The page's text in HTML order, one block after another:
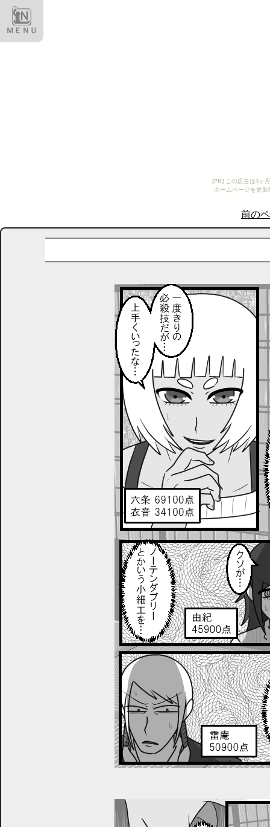
[PR] この広告は3ヶ
ホームページを更
前の
ＭＥＮＵ